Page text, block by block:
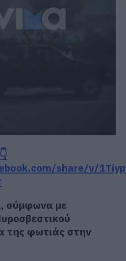
share/v/
σύμφωνα με
της φωτιάς στην